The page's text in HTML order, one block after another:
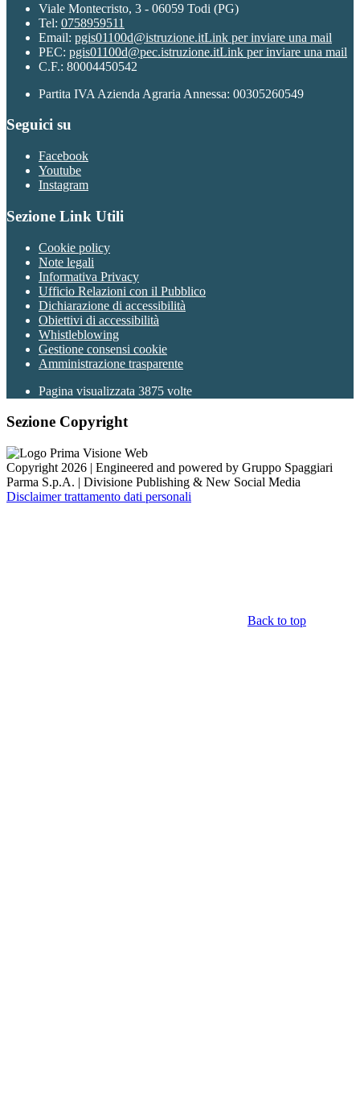
Viale Montecristo, 3 - 06059 Todi (PG)
Tel: 0758959511
Email: pgis01100d@istruzione.itLink per inviare una mail
PEC: pgis01100d@pec.istruzione.itLink per inviare una mail
C.F.: 80004450542
Partita IVA Azienda Agraria Annessa: 00305260549
Seguici su
Facebook
Youtube
Instagram
Sezione Link Utili
Cookie policy
Note legali
Informativa Privacy
Ufficio Relazioni con il Pubblico
Dichiarazione di accessibilità
Obiettivi di accessibilità
Whistleblowing
Gestione consensi cookie
Amministrazione trasparente
Pagina visualizzata 3875 volte
Sezione Copyright
Copyright 2026 | Engineered and powered by Gruppo Spaggiari
Parma S.p.A. | Divisione Publishing & New Social Media
Disclaimer trattamento dati personali
Back to top